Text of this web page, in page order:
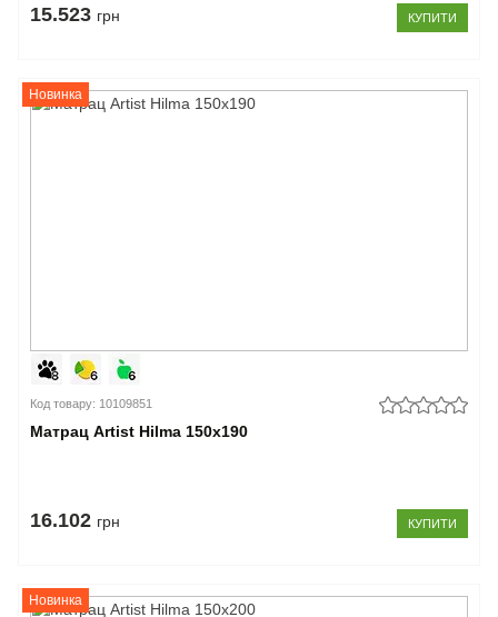
15.523 грн КУПИТИ
Новинка
Код товару: 10109851
Матрац Artist Hilma 150x190
16.102 грн КУПИТИ
Новинка